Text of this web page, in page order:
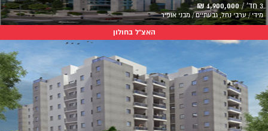
3 חד' / 1,900,000 ₪
מידי / ערבי נחל, גבעתיים / מבני אופיר
האצ"ל בחולון